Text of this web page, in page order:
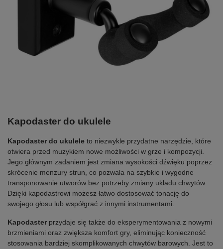
Kapodaster do ukulele
Kapodaster do ukulele to niezwykle przydatne narzędzie, które
otwiera przed muzykiem nowe możliwości w grze i kompozycji.
Jego głównym zadaniem jest zmiana wysokości dźwięku poprzez
skrócenie menzury strun, co pozwala na szybkie i wygodne
transponowanie utworów bez potrzeby zmiany układu chwytów.
Dzięki kapodastrowi możesz łatwo dostosować tonację do
swojego głosu lub współgrać z innymi instrumentami.
Kapodaster przydaje się także do eksperymentowania z nowymi
brzmieniami oraz zwiększa komfort gry, eliminując konieczność
stosowania bardziej skomplikowanych chwytów barowych. Jest to